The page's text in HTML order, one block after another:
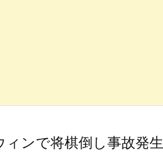
ィンで将棋倒し事故発生